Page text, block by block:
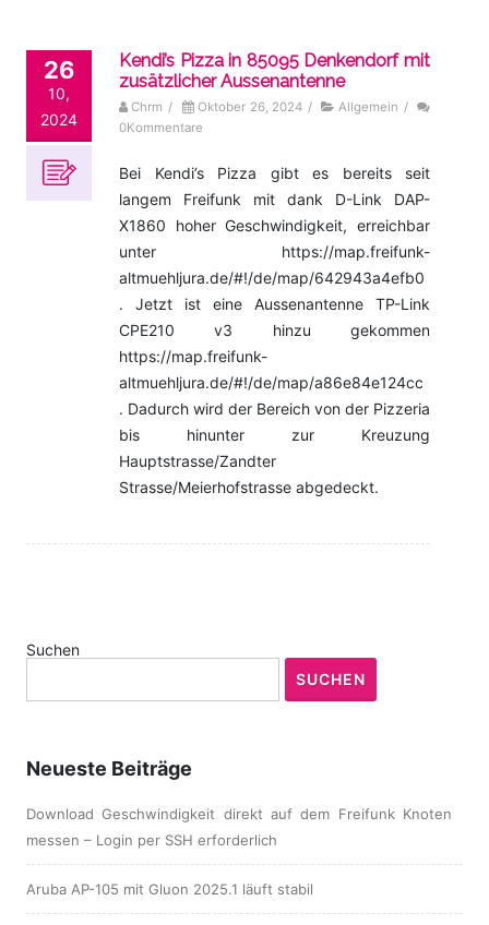
26
10,
2024
Kendi’s Pizza in 85095 Denkendorf mit
zusätzlicher Aussenantenne
Chrm / Oktober 26, 2024 / Allgemein /
0Kommentare
Bei Kendi’s Pizza gibt es bereits seit
langem Freifunk mit dank D-Link DAP-
X1860 hoher Geschwindigkeit, erreichbar
unter https://map.freifunk-
altmuehljura.de/#!/de/map/642943a4efb0
. Jetzt ist eine Aussenantenne TP-Link
CPE210 v3 hinzu gekommen
https://map.freifunk-
altmuehljura.de/#!/de/map/a86e84e124cc
. Dadurch wird der Bereich von der Pizzeria
bis hinunter zur Kreuzung
Hauptstrasse/Zandter
Strasse/Meierhofstrasse abgedeckt.
Suchen
SUCHEN
Neueste Beiträge
Download Geschwindigkeit direkt auf dem Freifunk Knoten
messen – Login per SSH erforderlich
Aruba AP-105 mit Gluon 2025.1 läuft stabil